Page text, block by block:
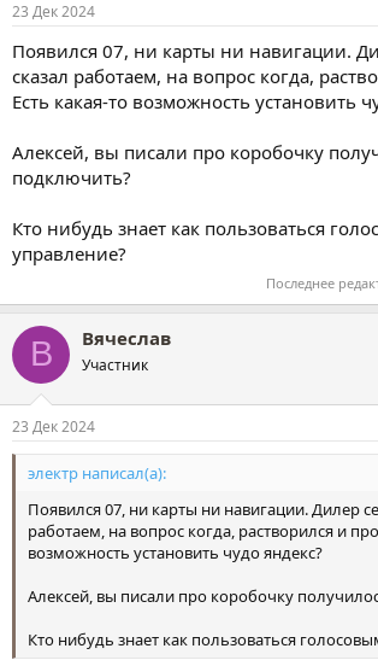
23 Дек 2024
Появился 07, ни карты ни навигации.
сказал работаем, на вопрос когда,
Есть какая-то возможность установить
Алексей, вы писали про коробочку
подключить?
Кто нибудь знает как пользоваться
управление?
Последнее
В Вячеслав
Участник
23 Дек 2024
электр написал(а):
Появился 07, ни карты ни навигации. Дилер
работаем, на вопрос когда, растворился и
возможность установить чудо яндекс?
Алексей, вы писали про коробочку
Кто нибудь знает как пользоваться